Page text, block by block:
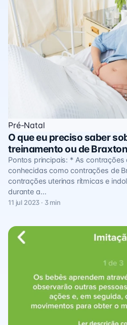
Pré-Natal
O que eu preciso saber
treinamento ou de
Pontos principais: * As
conhecidas como contrações de
contrações uterinas rítmicas e
durante a…
11 jul 2023 · 3 min